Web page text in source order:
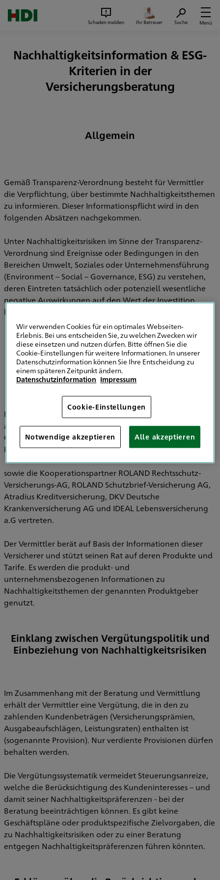
Schaden melden Ihr Betreuer Suche Menü
Nachhaltigkeitsinformation & ESG-
Kriterien in der
Versicherungsberatung
Allgemein
Gemäß Transparenz-Verordnung besteht für Vermittler
die Verpflichtung, über bestimmte Nachhaltigkeitsthemen
zu informieren. Dieser Informationspflicht wird in den
folgenden Absätzen nachgekommen.
Unter Nachhaltigkeitsrisiken im Sinne der Transparenz-
Verordnung sind Ereignisse oder Bedingungen in den
Bereichen Umwelt, Soziales oder Unternehmensführung
(Environment – Social – Governance, ESG) zu verstehen,
deren Eintreten tatsächlich oder potenziell wesentliche
negative Auswirkungen auf den Wert der Investition
haben können.
Informationen zu Strategien zur
Einbeziehung von Nachhaltigkeitsrisiken in
der Versicherungsberatung
Im Bereich der Versicherungsvermittlung werden
ausschließlich die HDI Versicherung AG, HDI Global SE, HDI
Global Specialty SE, HDI Lebensversicherung AG, HDI
Pensionsfonds AG, HDI Pensionskasse AG
sowie die Kooperationspartner ROLAND Rechtsschutz-
Versicherungs-AG, ROLAND Schutzbrief-Versicherung AG,
Atradius Kreditversicherung, DKV Deutsche
Krankenversicherung AG und IDEAL Lebensversicherung
a.G vertreten.
Der Vermittler berät auf Basis der Informationen dieser
Versicherer und stützt seinen Rat auf deren Produkte und
Tarife. Es werden die produkt- und
unternehmensbezogenen Informationen zu
Nachhaltigkeitsthemen der genannten Produktgeber
genutzt.
Einklang zwischen Vergütungspolitik und
Einbeziehung von Nachhaltigkeitsrisiken
Im Zusammenhang mit der Beratung und Vermittlung
erhält der Vermittler eine Vergütung, die in den zu
zahlenden Kundenbeträgen (Versicherungsprämien,
Ausgabeaufschlägen, Leistungsraten) enthalten ist
(sogenannte Provision). Nur verdiente Provisionen dürfen
behalten werden.
Die Vergütungssystematik vermeidet Steuerungsanreize,
welche die Berücksichtigung des Kundeninteresses – und
damit seiner Nachhaltigkeitspräferenzen - bei der
Beratung beeinträchtigen können. Es gibt keine
Geschäftspläne oder produktspezifische Zielvorgaben, die
zu Nachhaltigkeitsrisiken oder zu einer Beratung
entgegen Nachhaltigkeitspräferenzen führen könnten.
Wir verwenden Cookies für ein optimales Webseiten-
Erlebnis. Bei uns entscheiden Sie, zu welchen Zwecken wir
diese einsetzen und nutzen dürfen. Bitte öffnen Sie die
Cookie-Einstellungen für weitere Informationen. In unserer
Datenschutzinformation können Sie Ihre Entscheidung zu
einem späteren Zeitpunkt ändern.
Datenschutzinformation Impressum
Cookie-Einstellungen
Notwendige akzeptieren Alle akzeptieren